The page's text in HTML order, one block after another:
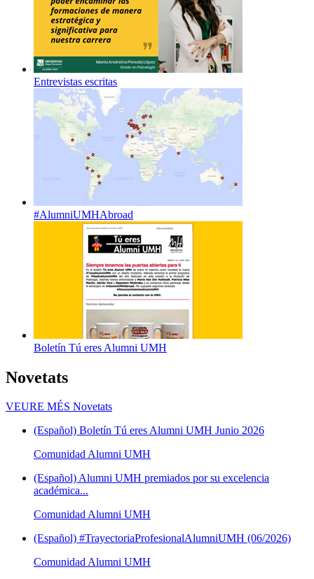
Entrevistas escritas
#AlumniUMHAbroad
Boletín Tú eres Alumni UMH
Novetats
VEURE MÉS Novetats
(Español) Boletín Tú eres Alumni UMH Junio 2026
Comunidad Alumni UMH
(Español) Alumni UMH premiados por su excelencia
académica...
Comunidad Alumni UMH
(Español) #TrayectoriaProfesionalAlumniUMH (06/2026)
Comunidad Alumni UMH